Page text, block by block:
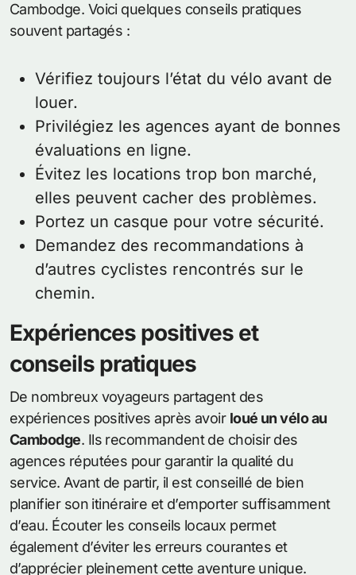
Cambodge. Voici quelques conseils pratiques
souvent partagés :
Vérifiez toujours l’état du vélo avant de
louer.
Privilégiez les agences ayant de bonnes
évaluations en ligne.
Évitez les locations trop bon marché,
elles peuvent cacher des problèmes.
Portez un casque pour votre sécurité.
Demandez des recommandations à
d’autres cyclistes rencontrés sur le
chemin.
Expériences positives et
conseils pratiques
De nombreux voyageurs partagent des
expériences positives après avoir loué un vélo au
Cambodge. Ils recommandent de choisir des
agences réputées pour garantir la qualité du
service. Avant de partir, il est conseillé de bien
planifier son itinéraire et d’emporter suffisamment
d’eau. Écouter les conseils locaux permet
également d’éviter les erreurs courantes et
d’apprécier pleinement cette aventure unique.